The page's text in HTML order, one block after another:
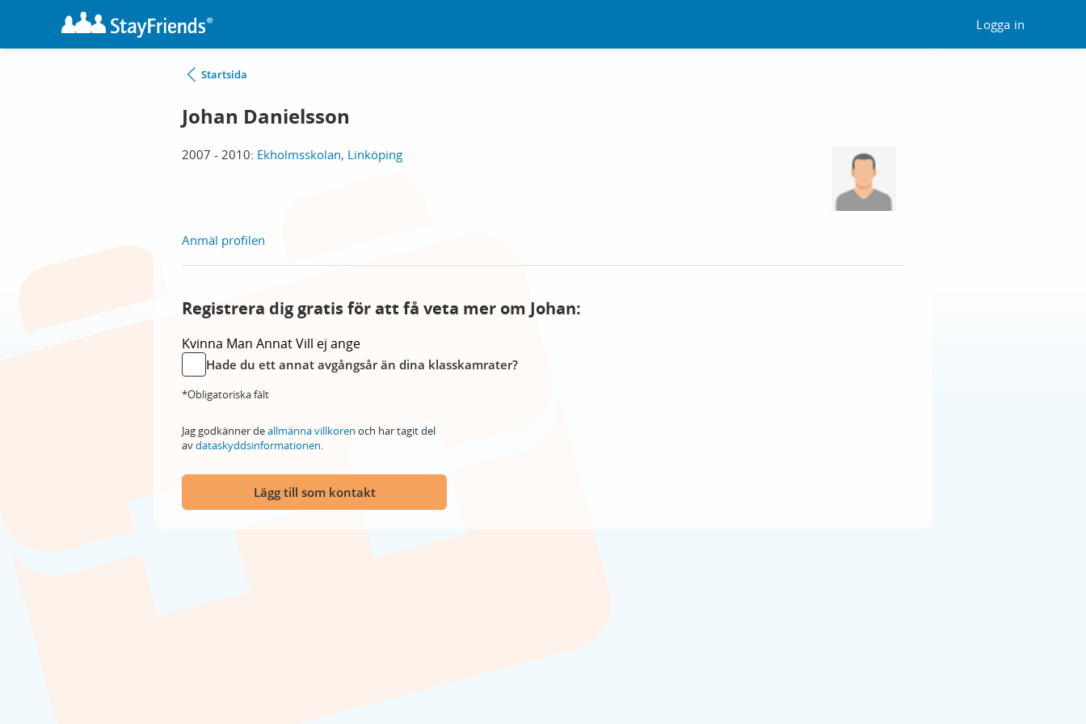
Logga in
Startsida
Johan Danielsson
2007 - 2010: Ekholmsskolan, Linköping
Anmäl profilen
Registrera dig gratis för att få veta mer om Johan:
Kvinna Man AnnatVill ej ange
Hade du ett annat avgångsår än dina klasskamrater?
*Obligatoriska fält
Jag godkänner deallmänna villkoren och har tagit del
avdataskyddsinformationen.
Lägg till som kontakt